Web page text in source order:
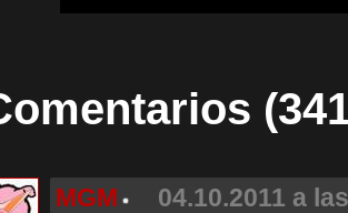
MGM
04.10.2011 a